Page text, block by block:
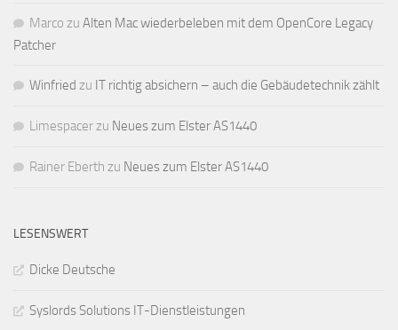
Marco zu Alten Mac wiederbeleben mit dem OpenCore Legacy
Patcher
Winfried zu IT richtig absichern – auch die Gebäudetechnik zählt
Limespacerzu Neues zum Elster AS1440
Rainer Eberth zu Neues zum Elster AS1440
LESENSWERT
Dicke Deutsche
Syslords Solutions IT-Dienstleistungen